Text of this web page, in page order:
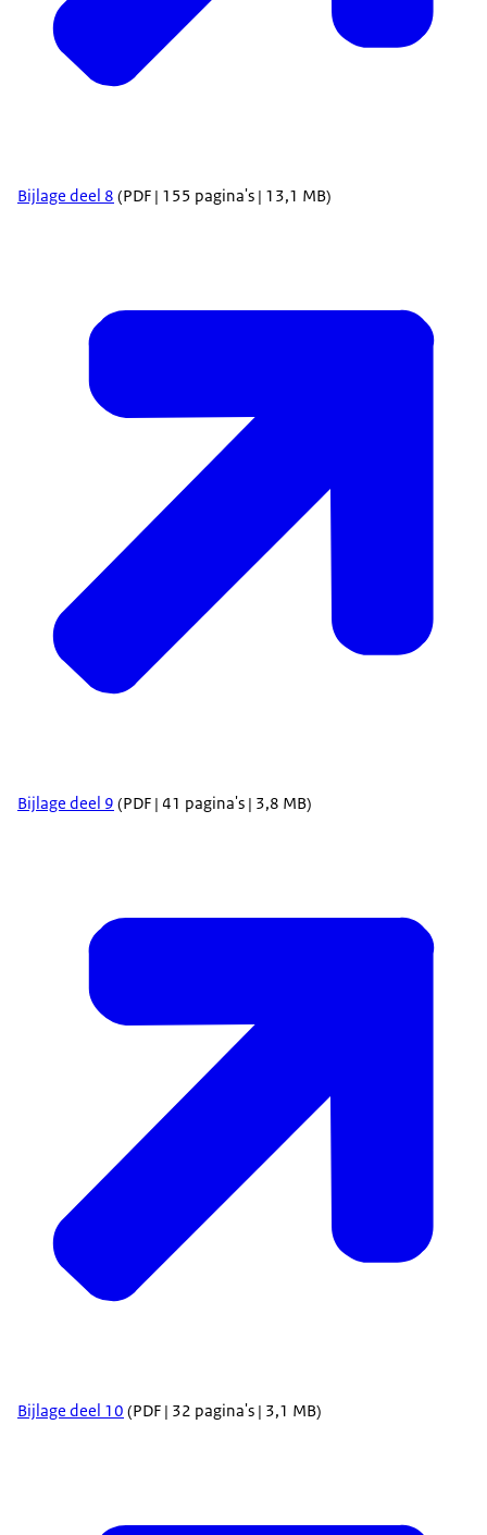
Bijlage deel 8 (PDF | 155 pagina's | 13,1 MB)
Bijlage deel 9 (PDF | 41 pagina's | 3,8 MB)
Bijlage deel 10 (PDF | 32 pagina's | 3,1 MB)